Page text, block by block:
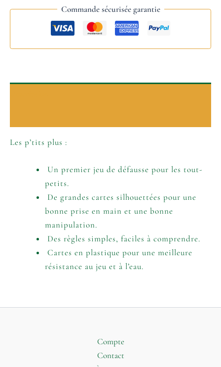
Commande sécurisée garantie
Les p’tits plus :
Un premier jeu de défausse pour les tout-
petits.
De grandes cartes silhouettées pour une
bonne prise en main et une bonne
manipulation.
Des règles simples, faciles à comprendre.
Cartes en plastique pour une meilleure
résistance au jeu et à l’eau.
Compte
Contact